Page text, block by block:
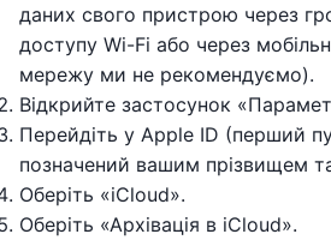
даних свого пристрою через
доступу Wi-Fi або через
мережу ми не рекомендуємо).
Відкрийте застосунок
Перейдіть у Apple ID (перший
позначений вашим прізвищем
Оберіть «iCloud».
Оберіть «Архівація в iCloud».